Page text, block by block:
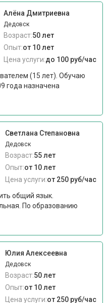
Алёна Дмитриевна
Дедовск
Возраст:50 лет
Опыт:от 10 лет
Цена услуги:до 100 руб/час
(15 лет). Обучаю
года назначена
Светлана Степановна
Дедовск
Возраст:55 лет
Опыт:от 10 лет
Цена услуги:от 250 руб/час
общий язык.
По образованию
Юлия Алексеевна
Дедовск
Возраст:50 лет
Опыт:от 10 лет
Цена услуги:от 250 руб/час